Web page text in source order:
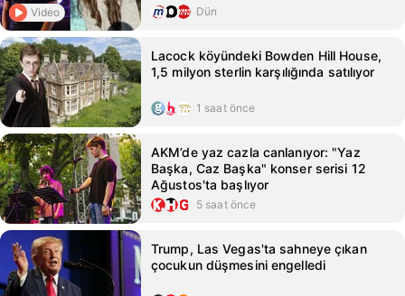
Video Dün
Lacock köyündeki Bowden Hill House,
1,5 milyon sterlin karşılığında satılıyor
1 saat önce
AKM’de yaz cazla canlanıyor: "Yaz
Başka, Caz Başka" konser serisi 12
Ağustos'ta başlıyor
5 saat önce
Trump, Las Vegas'ta sahneye çıkan
çocukun düşmesini engelledi